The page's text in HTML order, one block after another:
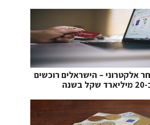
אלקטרוני – הישראלים רוכשים